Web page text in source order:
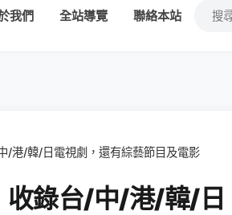
我們 全站導覽 聯絡本站
/港/韓/日電視劇，還有綜藝節目及電影
錄台/中/港/韓/日